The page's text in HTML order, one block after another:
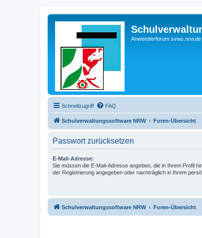
Anwenderforum svws.nrw.de
Schnellzugriff FAQ
Schulverwaltungssoftware NRW Foren-Übersicht
Passwort zurücksetzen
E-Mail-Adresse:
Sie müssen die E-Mail-Adresse angeben, die in Ihrem Profil
der Registrierung angegeben oder nachträglich in Ihrem
Schulverwaltungssoftware NRW Foren-Übersicht